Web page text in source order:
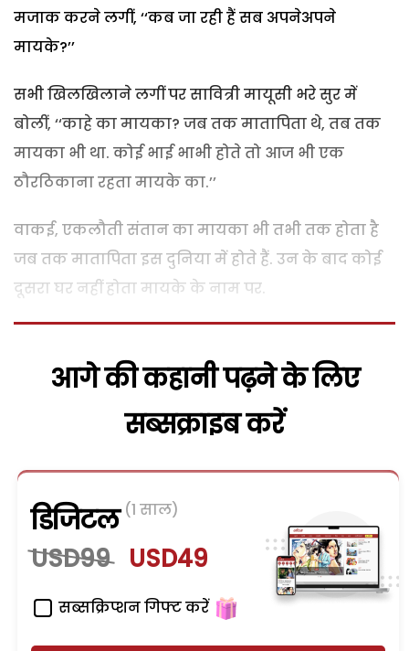
मजाक करने लगीं, ‘‘कब जा रही हैं सब अपनेअपने
मायके?’’
सभी खिलखिलाने लगीं पर सावित्री मायूसी भरे सुर में
बोलीं, ‘‘काहे का मायका? जब तक मातापिता थे, तब तक
मायका भी था. कोई भाई भाभी होते तो आज भी एक
ठौरठिकाना रहता मायके का.’’
वाकई, एकलौती संतान का मायका भी तभी तक होता है
जब तक मातापिता इस दुनिया में होते हैं. उन के बाद कोई
दूसरा घर नहीं होता मायके के नाम पर.
आगे की कहानी पढ़ने के लिए
सब्सक्राइब करें
डिजिटल (1 साल)
USD99 USD49
सब्सक्रिप्शन गिफ्ट करें